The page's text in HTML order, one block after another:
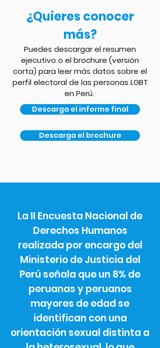
¿Quieres conocer
más?
Puedes descargarel resumen
ejecutivo o el brochure (versión
corta) para leer más datos sobre el
perfil electoral de las personas LGBT
en Perú.
Descarga el informe final
Descarga el brochure
La II Encuesta Nacional de
Derechos Humanos
realizada por encargo del
Ministerio de Justicia del
Perú señala que un 8% de
peruanas y peruanos
mayores de edad se
identifican con una
orientación sexual distinta a